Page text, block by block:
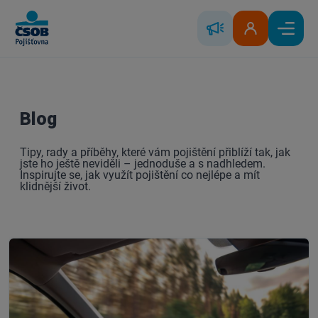
Skip to Main Content
Řešení škodyKlientská zóna
Hlavní
Blog
Tipy, rady a příběhy, které vám pojištění přiblíží tak, jak
jste ho ještě neviděli – jednoduše a s nadhledem.
Inspirujte se, jak využít pojištění co nejlépe a mít
klidnější život.